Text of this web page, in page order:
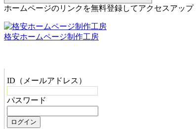
ホームページのリンクを無料登録してアクセスアップ
格安ホームページ制作工房
ID（メールアドレス）
パスワード